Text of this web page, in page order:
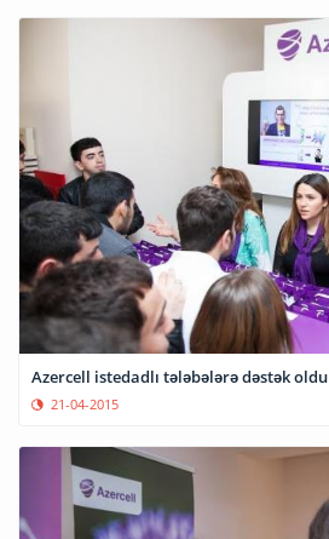
Azercell istedadlı tələbələrə dəstək oldu
21-04-2015